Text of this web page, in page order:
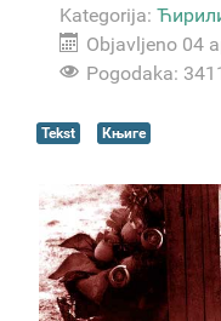
Kategorija:
Objavljeno 04
Pogodaka:
Tekst Књиге